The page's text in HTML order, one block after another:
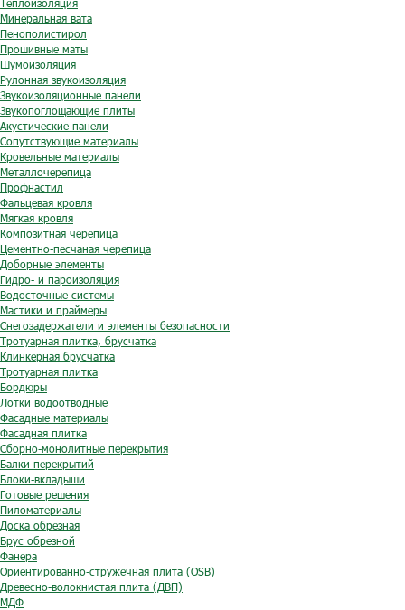
Теплоизоляция
Минеральная вата
Пенополистирол
Прошивные маты
Шумоизоляция
Рулонная звукоизоляция
Звукоизоляционные панели
Звукопоглощающие плиты
Акустические панели
Сопутствующие материалы
Кровельные материалы
Металлочерепица
Профнастил
Фальцевая кровля
Мягкая кровля
Композитная черепица
Цементно-песчаная черепица
Доборные элементы
Гидро- и пароизоляция
Водосточные системы
Мастики и праймеры
Снегозадержатели и элементы безопасности
Тротуарная плитка, брусчатка
Клинкерная брусчатка
Тротуарная плитка
Бордюры
Лотки водоотводные
Фасадные материалы
Фасадная плитка
Сборно-монолитные перекрытия
Балки перекрытий
Блоки-вкладыши
Готовые решения
Пиломатериалы
Доска обрезная
Брус обрезной
Фанера
Ориентированно-стружечная плита (OSB)
Древесно-волокнистая плита (ДВП)
МДФ